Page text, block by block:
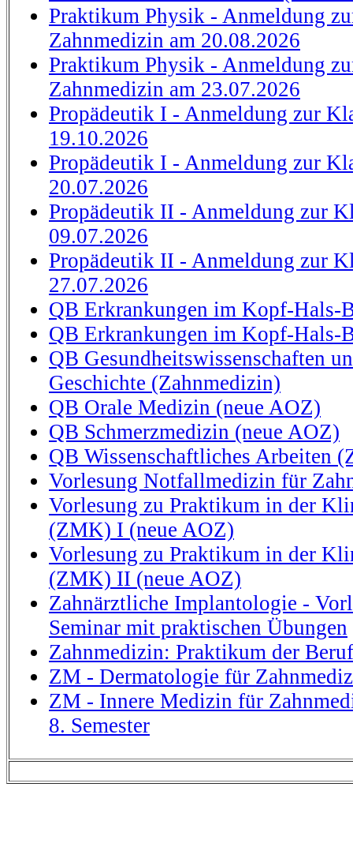
Praktikum Physik - Anmeldung
Zahnmedizin am 20.08.2026
Praktikum Physik - Anmeldung
Zahnmedizin am 23.07.2026
Propädeutik I - Anmeldung zur
19.10.2026
Propädeutik I - Anmeldung zur
20.07.2026
Propädeutik II - Anmeldung zur
09.07.2026
Propädeutik II - Anmeldung zur
27.07.2026
QB Erkrankungen im Kopf-Hals-
QB Erkrankungen im Kopf-Hals-
QB Gesundheitswissenschaften
Geschichte (Zahnmedizin)
QB Orale Medizin (neue AOZ)
QB Schmerzmedizin (neue AOZ)
QB Wissenschaftliches Arbeiten
Vorlesung Notfallmedizin für
Vorlesung zu Praktikum in der
(ZMK) I (neue AOZ)
Vorlesung zu Praktikum in der
(ZMK) II (neue AOZ)
Zahnärztliche Implantologie -
Seminar mit praktischen Übungen
Zahnmedizin: Praktikum der
ZM - Dermatologie für
ZM - Innere Medizin für
8. Semester